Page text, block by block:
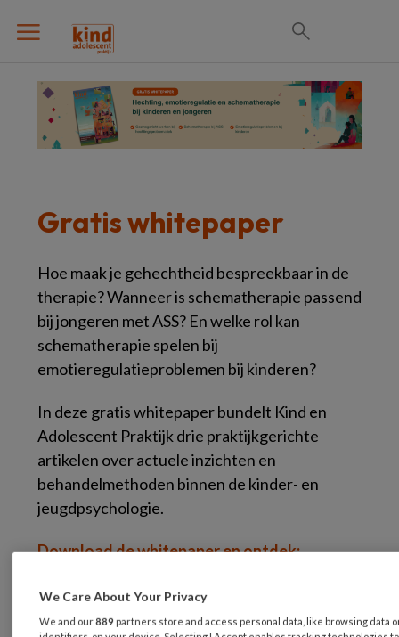
Gratis whitepaper
Hoe maak je gehechtheid bespreekbaar in de
therapie? Wanneer is schematherapie passend
bij jongeren met ASS? En welke rol kan
schematherapie spelen bij
emotieregulatieproblemen bij kinderen?
In deze gratis whitepaper bundelt Kind en
Adolescent Praktijk drie praktijkgerichte
artikelen over actuele inzichten en
behandelmethoden binnen de kinder- en
jeugdpsychologie.
Download de whitepaper en ontdek:
Hoe het gehechtheidshuis kan helpen
om gehechtheid en gezinsdynamiek
We Care About Your Privacy
We and our889partners store and access personal data, like browsing data